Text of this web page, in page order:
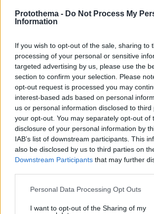
Protothema - Do Not Process My
Information
If you wish to opt-out of the sale, sharing to
processing of your personal or sensitive
targeted advertising by us, please use the
section to confirm your selection. Please
opt-out request is processed you may
interest-based ads based on personal
us or personal information disclosed to
your opt-out. You may separately opt-out of
disclosure of your personal information by
IAB’s list of downstream participants. This
also be disclosed by us to third parties on
Downstream Participants that may further
Please note that this website/app uses one
not limited to your visit or usage behaviour.
Personal Data Processing Opt Outs
I want to opt-out of the Sharing of my
δικής της κληρονομιάς και το
μιλώντας για «ανασύνθεση» της
Τσαρούχη, την αξεπέραστη
Μινωτή και την εμβληματική
Μαρίας Χορς. Δεν είναι τυχαίο
εισιτήρια της θρυλικής
εγκαινιάζει -ως είθισται με τη
πρόγραμμα των φετινών
εξαντληθεί ήδη από την έναρξη
προπώλησης, τον περασμένο
Η «Μήδεια», λοιπόν, επιστρέφει
μύθος: 65 χρόνια μετά από
παράσταση της Επιδαύρου, με
έργο του Κερουμπίνι να